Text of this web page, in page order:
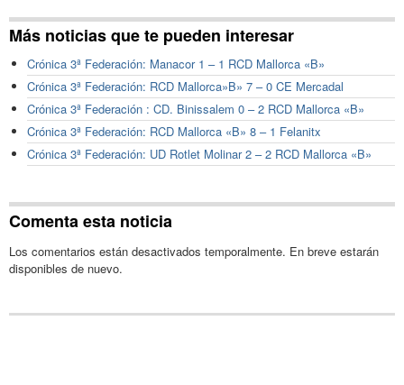
Más noticias que te pueden interesar
Crónica 3ª Federación: Manacor 1 – 1 RCD Mallorca «B»
Crónica 3ª Federación: RCD Mallorca»B» 7 – 0 CE Mercadal
Crónica 3ª Federación : CD. Binissalem 0 – 2 RCD Mallorca «B»
Crónica 3ª Federación: RCD Mallorca «B» 8 – 1 Felanitx
Crónica 3ª Federación: UD Rotlet Molinar 2 – 2 RCD Mallorca «B»
Comenta esta noticia
Los comentarios están desactivados temporalmente. En breve estarán
disponibles de nuevo.